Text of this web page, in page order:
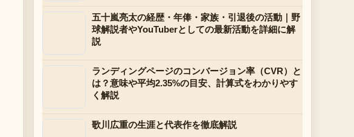
五十嵐亮太の経歴・年俸・家族・引退後の活動｜野
球解説者やYouTuberとしての最新活動を詳細に解
説
ランディングページのコンバージョン率（CVR）と
は？意味や平均2.35%の目安、計算式をわかりやす
く解説
歌川広重の生涯と代表作を徹底解説